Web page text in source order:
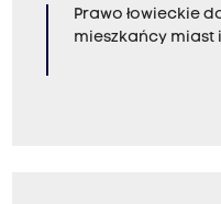
Prawo łowieckie
mieszkańcy miast